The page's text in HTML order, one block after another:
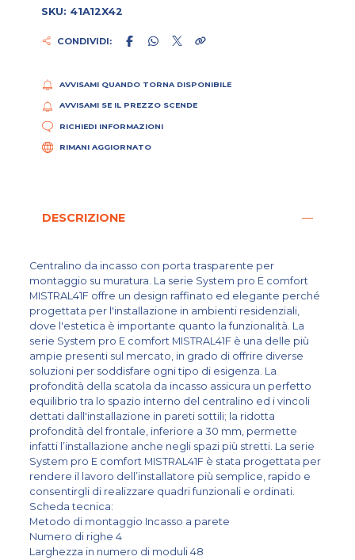
SKU: 41A12X42
CONDIVIDI:
AVVISAMI QUANDO TORNA DISPONIBILE
AVVISAMI SE IL PREZZO SCENDE
RICHIEDI INFORMAZIONI
RIMANI AGGIORNATO
DESCRIZIONE
Centralino da incasso con porta trasparente per
montaggio su muratura. La serie System pro E comfort
MISTRAL41F offre un design raffinato ed elegante perché
progettata per l'installazione in ambienti residenziali,
dove l'estetica è importante quanto la funzionalità. La
serie System pro E comfort MISTRAL41F è una delle più
ampie presenti sul mercato, in grado di offrire diverse
soluzioni per soddisfare ogni tipo di esigenza. La
profondità della scatola da incasso assicura un perfetto
equilibrio tra lo spazio interno del centralino ed i vincoli
dettati dall'installazione in pareti sottili; la ridotta
profondità del frontale, inferiore a 30 mm, permette
infatti l’installazione anche negli spazi più stretti. La serie
System pro E comfort MISTRAL41F è stata progettata per
rendere il lavoro dell’installatore più semplice, rapido e
consentirgli di realizzare quadri funzionali e ordinati.
Scheda tecnica:
Metodo di montaggio Incasso a parete
Numero di righe 4
Larghezza in numero di moduli 48